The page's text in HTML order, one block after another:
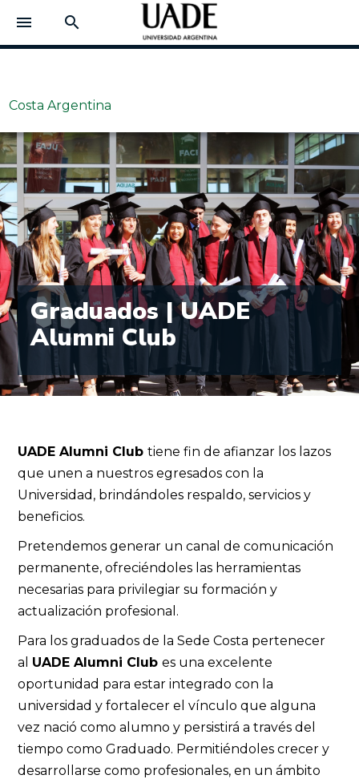
menu search
Costa Argentina
Graduados | UADE
Alumni Club
UADE Alumni Clubtiene fin de afianzar los lazos
que unen a nuestros egresados con la
Universidad, brindándoles respaldo, servicios y
beneficios.
Pretendemos generar un canal de comunicación
permanente, ofreciéndoles las herramientas
necesarias para privilegiar su formación y
actualización profesional.
Para los graduados de la Sede Costa pertenecer
al UADE Alumni Clubes una excelente
oportunidad para estar integrado con la
universidad y fortalecer el vínculo que alguna
vez nació como alumno y persistirá a través del
tiempo como Graduado. Permitiéndoles crecer y
desarrollarse como profesionales, en un ámbito